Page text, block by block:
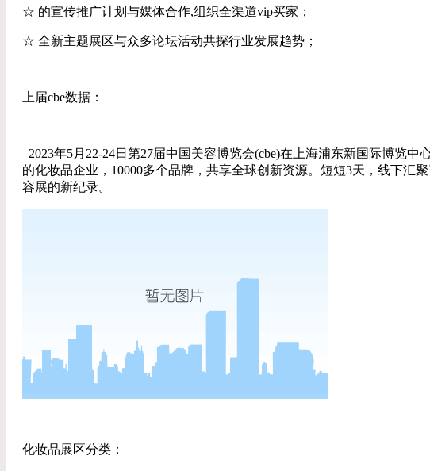
☆ 的宣传推广计划与媒体合作,组织全渠道vip买家；
☆ 全新主题展区与众多论坛活动共探行业发展趋势；
上届cbe数据：
2023年5月22-24日第27届中国美容博览会(cbe)在上海浦东新国际博览
的化妆品企业，10000多个品牌，共享全球创新资源。短短3天，线下汇
容展的新纪录。
化妆品展区分类：